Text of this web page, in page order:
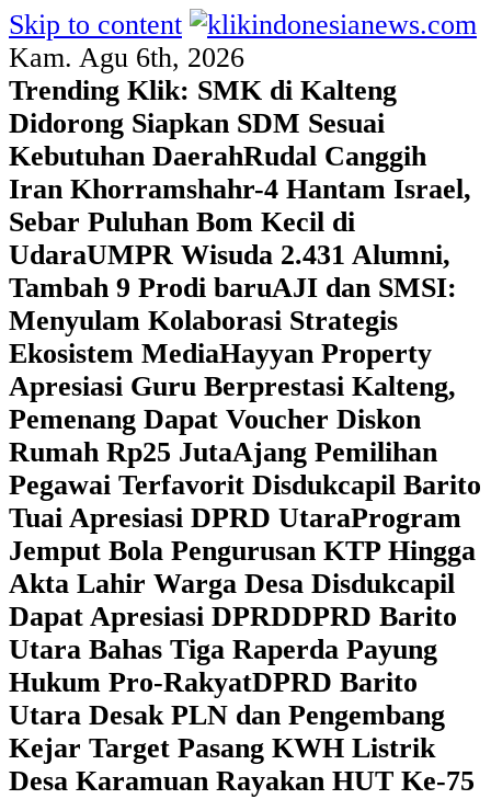
Skip to content
Kam. Agu 6th, 2026
Trending Klik: SMK di Kalteng
Didorong Siapkan SDM Sesuai
Kebutuhan DaerahRudal Canggih
Iran Khorramshahr-4 Hantam Israel,
Sebar Puluhan Bom Kecil di
UdaraUMPR Wisuda 2.431 Alumni,
Tambah 9 Prodi baruAJI dan SMSI:
Menyulam Kolaborasi Strategis
Ekosistem MediaHayyan Property
Apresiasi Guru Berprestasi Kalteng,
Pemenang Dapat Voucher Diskon
Rumah Rp25 JutaAjang Pemilihan
Pegawai Terfavorit Disdukcapil Barito
Tuai Apresiasi DPRD UtaraProgram
Jemput Bola Pengurusan KTP Hingga
Akta Lahir Warga Desa Disdukcapil
Dapat Apresiasi DPRDDPRD Barito
Utara Bahas Tiga Raperda Payung
Hukum Pro-RakyatDPRD Barito
Utara Desak PLN dan Pengembang
Kejar Target Pasang KWH Listrik
Desa Karamuan Rayakan HUT Ke-75